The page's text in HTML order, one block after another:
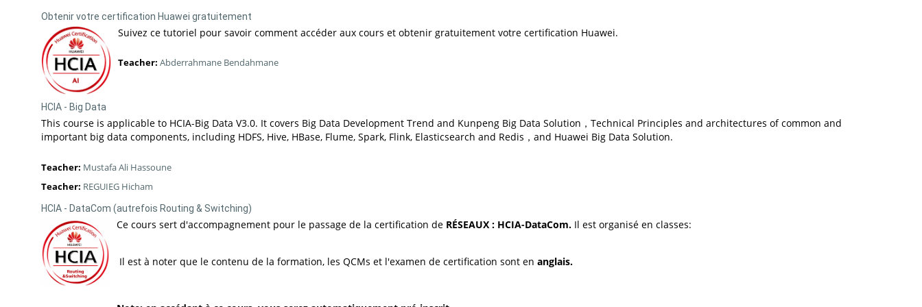
Obtenir votre certification Huawei gratuitement
Suivez ce tutoriel pour savoir comment accéder aux cours et obtenir gratuitement votre certification Huawei.
Teacher: Abderrahmane Bendahmane
HCIA - Big Data
This course is applicable to HCIA-Big Data V3.0. It covers Big Data Development Trend and Kunpeng Big Data Solution，Technical Principles and architectures of common and
important big data components, including HDFS, Hive, HBase, Flume, Spark, Flink, Elasticsearch and Redis，and Huawei Big Data Solution.
Teacher: Mustafa Ali Hassoune
Teacher: REGUIEG Hicham
HCIA - DataCom (autrefois Routing & Switching)
Ce cours sert d'accompagnement pour le passage de la certification deRÉSEAUX : HCIA-DataCom.Il est organisé en classes:
Il est à noter que le contenu de la formation, les QCMs et l'examen de certification sont en anglais.